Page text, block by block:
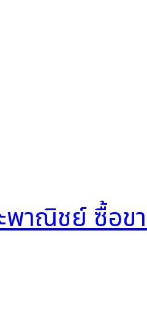
าณิชย์ ซื้อข